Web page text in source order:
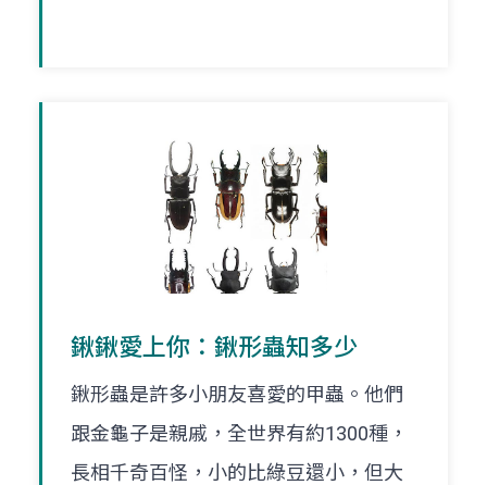
鍬鍬愛上你：鍬形蟲知多少
鍬形蟲是許多小朋友喜愛的甲蟲。他們
跟金龜子是親戚，全世界有約1300種，
長相千奇百怪，小的比綠豆還小，但大